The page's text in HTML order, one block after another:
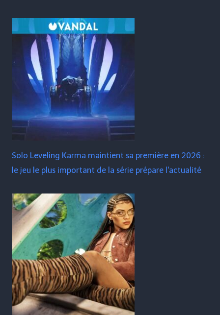
Solo Leveling Karma maintient sa première en 2026 :
le jeu le plus important de la série prépare l'actualité